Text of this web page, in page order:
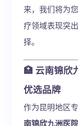
来，我们将为
疗领域表现突
择。
🏥 云南锦欣
优选品牌
作为昆明地区
南锦欣九洲医院